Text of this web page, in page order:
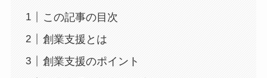
この記事の目次
創業支援とは
創業支援のポイント